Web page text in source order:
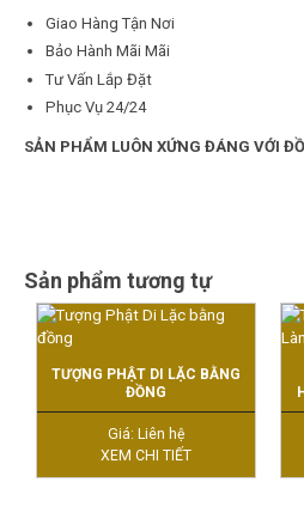
Giao Hàng Tận Nơi
Bảo Hành Mãi Mãi
Tư Vấn Lắp Đặt
Phục Vụ 24/24
SẢN PHẨM LUÔN XỨNG ĐÁNG VỚI
Sản phẩm tương tự
TƯỢNG PHẬT DI LẶC BẰNG
ĐỒNG
Giá: Liên hệ
XEM CHI TIẾT